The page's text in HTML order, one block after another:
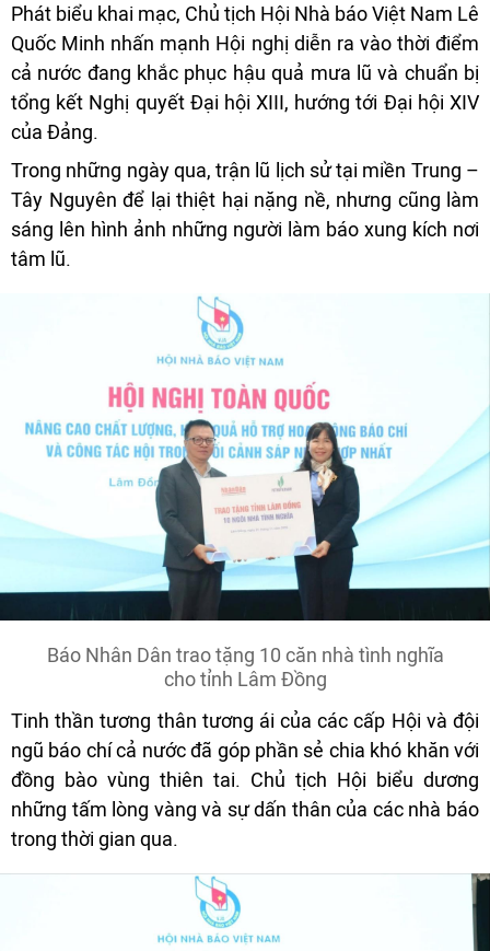
Phát biểu khai mạc, Chủ tịch Hội Nhà báo Việt Nam Lê
Quốc Minh nhấn mạnh Hội nghị diễn ra vào thời điểm
cả nước đang khắc phục hậu quả mưa lũ và chuẩn bị
tổng kết Nghị quyết Đại hội XIII, hướng tới Đại hội XIV
của Đảng.
Trong những ngày qua, trận lũ lịch sử tại miền Trung –
Tây Nguyên để lại thiệt hại nặng nề, nhưng cũng làm
sáng lên hình ảnh những người làm báo xung kích nơi
tâm lũ.
Báo Nhân Dân trao tặng 10 căn nhà tình nghĩa
cho tỉnh Lâm Đồng
Tinh thần tương thân tương ái của các cấp Hội và đội
ngũ báo chí cả nước đã góp phần sẻ chia khó khăn với
đồng bào vùng thiên tai. Chủ tịch Hội biểu dương
những tấm lòng vàng và sự dấn thân của các nhà báo
trong thời gian qua.